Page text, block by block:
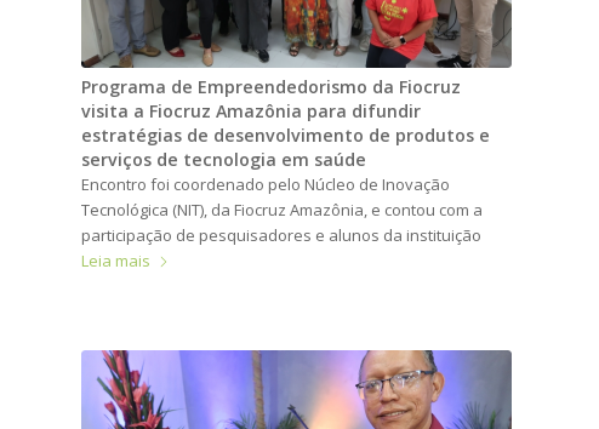
Programa de Empreendedorismo da Fiocruz
visita a Fiocruz Amazônia para difundir
estratégias de desenvolvimento de produtos e
serviços de tecnologia em saúde
Encontro foi coordenado pelo Núcleo de Inovação
Tecnológica (NIT), da Fiocruz Amazônia, e contou com a
participação de pesquisadores e alunos da instituição
Leia mais